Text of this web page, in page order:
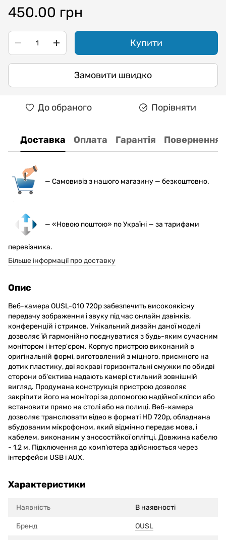
450.00 грн
Купити
Замовити швидко
До обраного Порівняти
Доставка Оплата Гарантія Повернення
— Самовивіз з нашого магазину — безкоштовно.
— «Новою поштою» по Україні — за тарифами
перевізника.
Більше інформації про доставку
Опис
Веб-камера OUSL-010 720p забезпечить високоякісну
передачу зображення і звуку під час онлайн дзвінків,
конференцій і стримов. Унікальний дизайн даної моделі
дозволяє їй гармонійно поєднуватися з будь-яким сучасним
монітором і інтер'єром. Корпус пристрою виконаний в
оригінальній формі, виготовлений з міцного, приємного на
дотик пластику, дві яскраві горизонтальні смужки по обидві
сторони об'єктива надають камері стильний зовнішній
вигляд. Продумана конструкція пристрою дозволяє
закріпити його на моніторі за допомогою надійної кліпси або
встановити прямо на столі або на полиці. Веб-камера
дозволяє транслювати відео в форматі HD 720p, обладнана
вбудованим мікрофоном, який відмінно передає мова, і
кабелем, виконаним у зносостійкої оплітці. Довжина кабелю
- 1,2 м. Підключення до комп'ютера здійснюється через
інтерфейси USB і AUX.
Характеристики
Наявність В наявності
Бренд OUSL